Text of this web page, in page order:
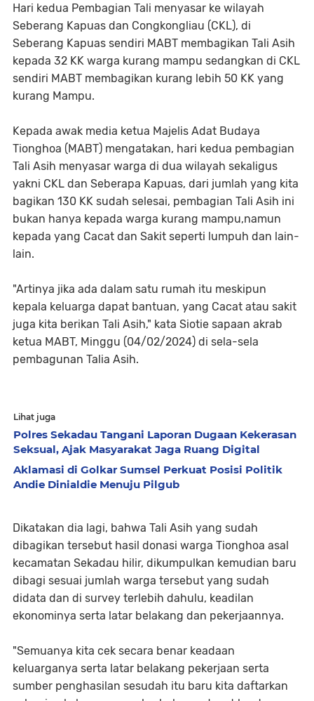
Hari kedua Pembagian Tali menyasar ke wilayah
Seberang Kapuas dan Congkongliau (CKL), di
Seberang Kapuas sendiri MABT membagikan Tali Asih
kepada 32 KK warga kurang mampu sedangkan di CKL
sendiri MABT membagikan kurang lebih 50 KK yang
kurang Mampu.
Kepada awak media ketua Majelis Adat Budaya
Tionghoa (MABT) mengatakan, hari kedua pembagian
Tali Asih menyasar warga di dua wilayah sekaligus
yakni CKL dan Seberapa Kapuas, dari jumlah yang kita
bagikan 130 KK sudah selesai, pembagian Tali Asih ini
bukan hanya kepada warga kurang mampu,namun
kepada yang Cacat dan Sakit seperti lumpuh dan lain-
lain.
"Artinya jika ada dalam satu rumah itu meskipun
kepala keluarga dapat bantuan, yang Cacat atau sakit
juga kita berikan Tali Asih," kata Siotie sapaan akrab
ketua MABT, Minggu (04/02/2024) di sela-sela
pembagunan Talia Asih.
Lihat juga
Polres Sekadau Tangani Laporan Dugaan Kekerasan
Seksual, Ajak Masyarakat Jaga Ruang Digital
Aklamasi di Golkar Sumsel Perkuat Posisi Politik
Andie Dinialdie Menuju Pilgub
Dikatakan dia lagi, bahwa Tali Asih yang sudah
dibagikan tersebut hasil donasi warga Tionghoa asal
kecamatan Sekadau hilir, dikumpulkan kemudian baru
dibagi sesuai jumlah warga tersebut yang sudah
didata dan di survey terlebih dahulu, keadilan
ekonominya serta latar belakang dan pekerjaannya.
"Semuanya kita cek secara benar keadaan
keluarganya serta latar belakang pekerjaan serta
sumber penghasilan sesudah itu baru kita daftarkan